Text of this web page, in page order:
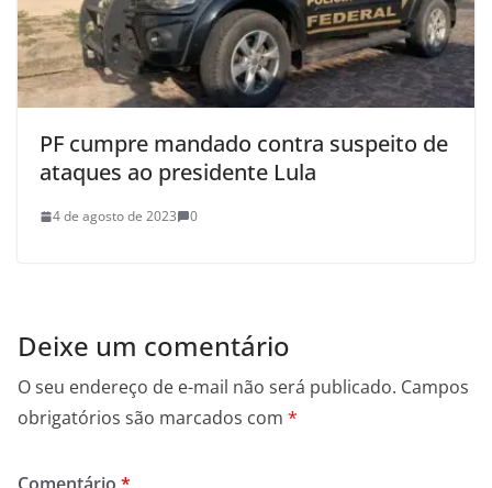
PF cumpre mandado contra suspeito de
ataques ao presidente Lula
4 de agosto de 2023 0
Deixe um comentário
O seu endereço de e-mail não será publicado. Campos
obrigatórios são marcados com *